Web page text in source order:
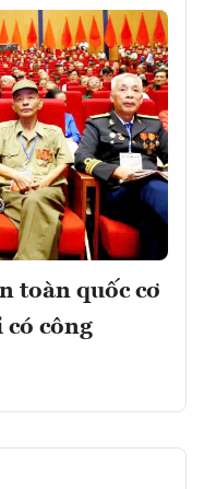
toàn quốc cơ
có công